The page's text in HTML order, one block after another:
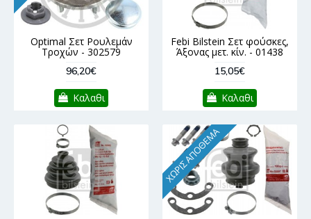
Optimal Σετ Ρουλεμάν
Τροχών - 302579
96,20€
Καλαθι
Febi Bilstein Σετ φούσκες,
Άξονας μετ. κίν. - 01438
15,05€
Καλαθι
ΧΩΡΊΣ ΑΠΌΘΕΜΑ